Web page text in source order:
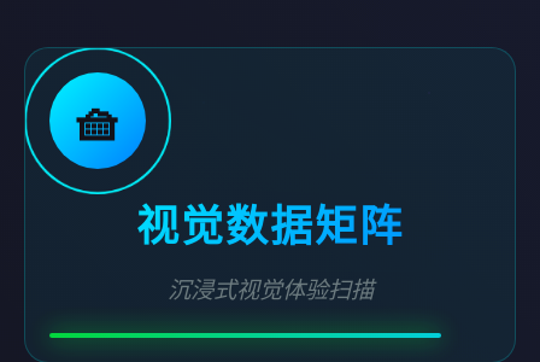
🧺
视觉数据矩阵
沉浸式视觉体验扫描